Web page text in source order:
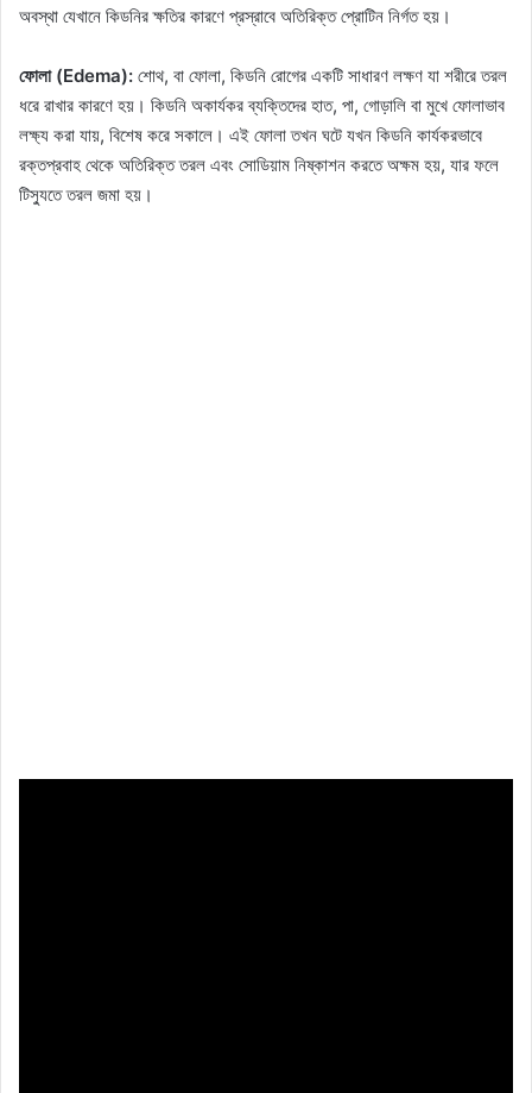
অবস্থা যেখানে কিডনির ক্ষতির কারণে প্রস্রাবে অতিরিক্ত প্রোটিন নির্গত হয়।
ফোলা (Edema): শোথ, বা ফোলা, কিডনি রোগের একটি সাধারণ লক্ষণ যা শরীরে তরল
ধরে রাখার কারণে হয়। কিডনি অকার্যকর ব্যক্তিদের হাত, পা, গোড়ালি বা মুখে ফোলাভাব
লক্ষ্য করা যায়, বিশেষ করে সকালে। এই ফোলা তখন ঘটে যখন কিডনি কার্যকরভাবে
রক্তপ্রবাহ থেকে অতিরিক্ত তরল এবং সোডিয়াম নিষ্কাশন করতে অক্ষম হয়, যার ফলে
টিস্যুতে তরল জমা হয়।